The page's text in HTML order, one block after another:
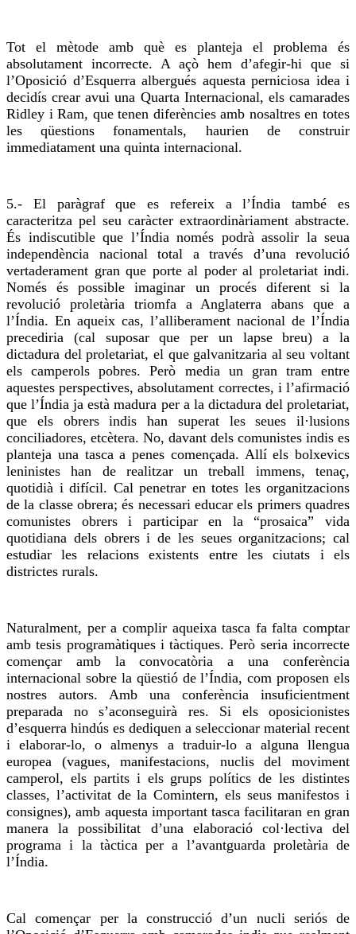
Tot el mètode amb què es planteja el problema és
absolutament incorrecte. A açò hem d’afegir-hi que si
l’Oposició d’Esquerra albergués aquesta perniciosa idea i
decidís crear avui una Quarta Internacional, els camarades
Ridley i Ram, que tenen diferències amb nosaltres en totes
les qüestions fonamentals, haurien de construir
immediatament una quinta internacional.
5.- El paràgraf que es refereix a l’Índia també es
caracteritza pel seu caràcter extraordinàriament abstracte.
És indiscutible que l’Índia només podrà assolir la seua
independència nacional total a través d’una revolució
vertaderament gran que porte al poder al proletariat indi.
Només és possible imaginar un procés diferent si la
revolució proletària triomfa a Anglaterra abans que a
l’Índia. En aqueix cas, l’alliberament nacional de l’Índia
precediria (cal suposar que per un lapse breu) a la
dictadura del proletariat, el que galvanitzaria al seu voltant
els camperols pobres. Però mediaun gran tram entre
aquestes perspectives, absolutament correctes, i l’afirmació
que l’Índia ja està madura per a la dictadura del proletariat,
que els obrers indis han superat les seues il·lusions
conciliadores, etcètera. No, davant dels comunistes indis es
planteja una tasca a penes començada. Allí els bolxevics
leninistes han de realitzar un treball immens, tenaç,
quotidià i difícil. Cal penetrar en totes les organitzacions
de la classe obrera; és necessari educar els primers quadres
comunistes obrers i participar en la “prosaica” vida
quotidiana dels obrers i de les seues organitzacions; cal
estudiar les relacions existents entre les ciutats i els
districtes rurals.
Naturalment, per a complir aqueixa tasca fa falta comptar
amb tesis programàtiques i tàctiques. Però seria incorrecte
començar amb la convocatòria a una conferència
internacional sobre la qüestió de l’Índia, com proposen els
nostres autors. Amb una conferència insuficientment
preparada no s’aconseguirà res. Si els oposicionistes
d’esquerra hindús es dediquen a seleccionar material recent
ielaborar-lo, o almenys a traduir-loa alguna llengua
europea (vagues, manifestacions, nuclis del moviment
camperol, els partits i els grups polítics de les distintes
classes, l’activitat de la Comintern, els seus manifestos i
consignes), amb aquesta important tasca facilitaran en gran
manera la possibilitat d’una elaboració col·lectiva del
programa i la tàctica per a l’avantguarda proletària de
l’Índia.
Cal començar per la construcció d’un nucli seriós de